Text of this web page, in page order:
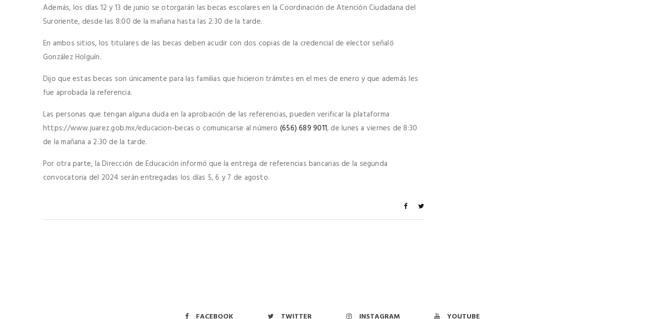
Además, los días 12 y 13 de junio se otorgarán las becas escolares en la Coordinación de Atención Ciudadana del
Suroriente, desde las 8:00 de la mañana hasta las 2:30 de la tarde.
En ambos sitios, los titulares de las becas deben acudir con dos copias de la credencial de elector señaló
González Holguín.
Dijo que estas becas son únicamente para las familias que hicieron trámites en el mes de enero y que además les
fue aprobada la referencia.
Las personas que tengan alguna duda en la aprobación de las referencias, pueden verificar la plataforma
https://www.juarez.gob.mx/educacion-becas o comunicarse al número (656) 689 9011, de lunes a viernes de 8:30
de la mañana a 2:30 de la tarde.
Por otra parte, la Dirección de Educación informó que la entrega de referencias bancarias de la segunda
convocatoria del 2024 serán entregadas los días 5, 6 y 7 de agosto.